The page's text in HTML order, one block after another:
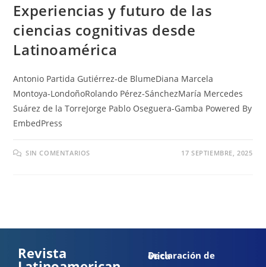
Experiencias y futuro de las
ciencias cognitivas desde
Latinoamérica
Antonio Partida Gutiérrez-de BlumeDiana Marcela
Montoya-LondoñoRolando Pérez-SánchezMaría Mercedes
Suárez de la TorreJorge Pablo Oseguera-Gamba Powered By
EmbedPress
SIN COMENTARIOS 17 SEPTIEMBRE, 2025
Revista Declaración de ética